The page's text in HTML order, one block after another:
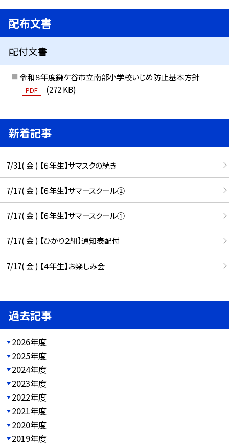
配布文書
配付文書
令和８年度鎌ケ谷市立南部小学校いじめ防止基本方針
PDF (272 KB)
新着記事
7/31( 金 ) 【６年生】サマスクの続き
7/17( 金 ) 【６年生】サマースクール②
7/17( 金 ) 【６年生】サマースクール①
7/17( 金 ) 【ひかり２組】通知表配付
7/17( 金 ) 【４年生】お楽しみ会
過去記事
2026年度
2025年度
2024年度
2023年度
2022年度
2021年度
2020年度
2019年度